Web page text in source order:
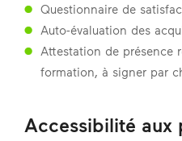
Questionnaire de
Auto-évaluation des
Attestation de présence
formation, à signer par
Accessibilité aux